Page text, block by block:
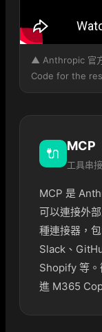
▲ Anthropic 官
Code for the
🔌 MCP
工具串
MCP 是
可以連接外
種連接器，
Slack、
Shopify 等
進 M365